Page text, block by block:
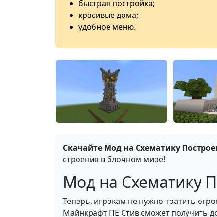
быстрая постройка;
красивые дома;
удобное меню.
Скачайте Мод на Схематику
строения в блочном мире!
Мод на Схематику
Теперь, игрокам не нужно тратить
Майнкрафт ПЕ Стив сможет получить